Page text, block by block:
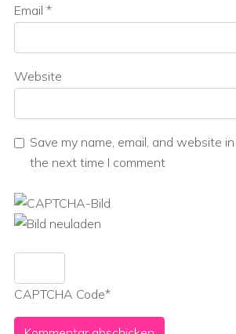
Email *
Website
Save my name, email, and website
the next time I comment
CAPTCHA Code*